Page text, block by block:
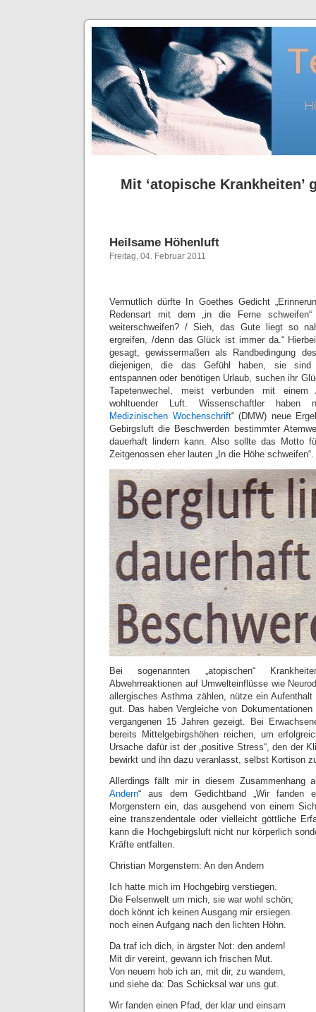
Mit ‘atopische Krankheiten’
Heilsame Höhenluft
Freitag, 04. Februar 2011
Vermutlich dürfte In Goethes Gedicht
Redensart mit dem „in die Ferne
weiterschweifen? / Sieh, das Gute liegt so
ergreifen, /denn das Glück ist immer da.“
gesagt, gewissermaßen als Randbedingung
diejenigen, die das Gefühl haben, sie sind
entspannen oder benötigen Urlaub, suchen ihr
Tapetenwechel, meist verbunden mit
wohltuender Luft. Wissenschaftler
Medizinischen Wochenschrift“ (DMW) neue
Gebirgsluft die Beschwerden bestimmter
dauerhaft lindern kann. Also sollte das Motto
Zeitgenossen eher lauten „In die Höhe schweifen“.
Bei sogenannten „atopischen“
Abwehrreaktionen auf Umwelteinflüsse wie
allergisches Asthma zählen, nütze ein
gut. Das haben Vergleiche von
vergangenen 15 Jahren gezeigt. Bei
bereits Mittelgebirgshöhen reichen, um
Ursache dafür ist der „positive Stress“, den der
bewirkt und ihn dazu veranlasst, selbst Kortison
Allerdings fällt mir in diesem Zusammenhang
Andern“ aus dem Gedichtband „Wir fanden
Morgenstern ein, das ausgehend von einem
eine transzendentale oder vielleicht göttliche
kann die Hochgebirgsluft nicht nur körperlich
Kräfte entfalten.
Christian Morgenstern: An den Andern
Ich hatte mich im Hochgebirg verstiegen.
Die Felsenwelt um mich, sie war wohl schön;
doch könnt ich keinen Ausgang mir ersiegen.
noch einen Aufgang nach den lichten Höhn.
Da traf ich dich, in ärgster Not: den andern!
Mit dir vereint, gewann ich frischen Mut.
Von neuem hob ich an, mit dir, zu wandern,
und siehe da: Das Schicksal war uns gut.
Wir fanden einen Pfad, der klar und einsam